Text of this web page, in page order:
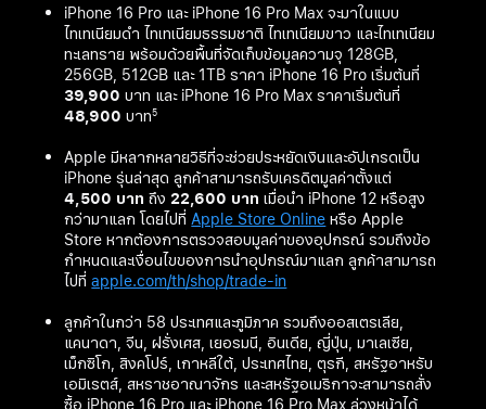
iPhone 16 Pro และ iPhone 16 Pro Max จะมาในแบบ
ไทเทเนียมดำ ไทเทเนียมธรรมชาติ ไทเทเนียมขาว และไทเทเนียม
ทะเลทราย พร้อมด้วยพื้นที่จัดเก็บข้อมูลความจุ 128GB,
256GB, 512GB และ 1TB ราคา iPhone 16 Pro เริ่มต้นที่
39,900 บาท และ iPhone 16 Pro Max ราคาเริ่มต้นที่
48,900 บาท5
Apple มีหลากหลายวิธีที่จะช่วยประหยัดเงินและอัปเกรดเป็น
iPhone รุ่นล่าสุด ลูกค้าสามารถรับเครดิตมูลค่าตั้งแต่
4,500 บาท ถึง 22,600 บาท เมื่อนำ iPhone 12 หรือสูง
กว่ามาแลก โดยไปที่Apple Store Onlineหรือ Apple
Store หากต้องการตรวจสอบมูลค่าของอุปกรณ์ รวมถึงข้อ
กำหนดและเงื่อนไขของการนำอุปกรณ์มาแลก ลูกค้าสามารถ
ไปที่apple.com/th/shop/trade-in
ลูกค้าในกว่า 58 ประเทศและภูมิภาค รวมถึงออสเตรเลีย,
แคนาดา,จีน,ฝรั่งเศส,เยอรมนี,อินเดีย,ญี่ปุ่น,มาเลเซีย,
เม็กซิโก, สิงคโปร์,เกาหลีใต้, ประเทศไทย,ตุรกี,สหรัฐอาหรับ
เอมิเรตส์,สหราชอาณาจักร และสหรัฐอเมริกาจะสามารถสั่ง